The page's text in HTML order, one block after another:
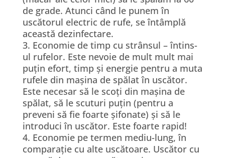
de grade. Atunci când le punem în
uscătorul electric de rufe, se întâmplă
această dezinfectare.
3. Economie de timp cu strânsul – întins-
ul rufelor. Este nevoie de mult mult mai
puțin efort, timp și energie pentru a muta
rufele din mașina de spălat în uscător.
Este necesar să le scoți din mașina de
spălat, să le scuturi puțin (pentru a
preveni să fie foarte șifonate) și să le
introduci în uscător. Este foarte rapid!
4. Economie pe termen mediu-lung, în
comparație cu alte uscătoare. Uscător cu